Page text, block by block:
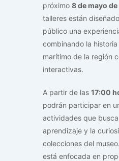
próximo 8 de mayo
talleres están
público una
combinando la
marítimo de la región
interactivas.
A partir de las 17:00
podrán participar en
actividades que
aprendizaje y la
colecciones del
está enfocada en